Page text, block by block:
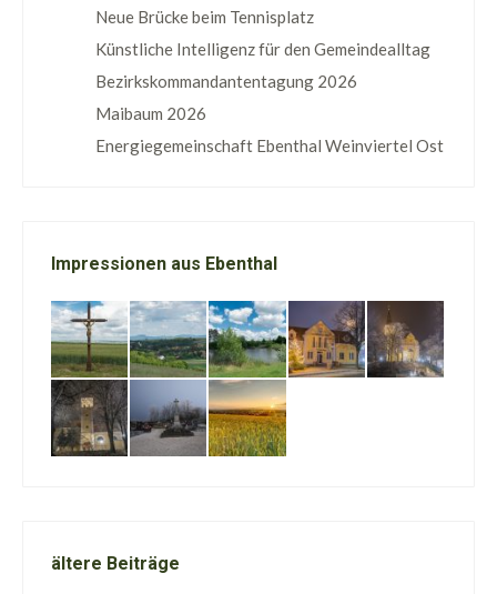
Neue Brücke beim Tennisplatz
Künstliche Intelligenz für den Gemeindealltag
Bezirkskommandantentagung 2026
Maibaum 2026
Energiegemeinschaft Ebenthal Weinviertel Ost
Impressionen aus Ebenthal
ältere Beiträge